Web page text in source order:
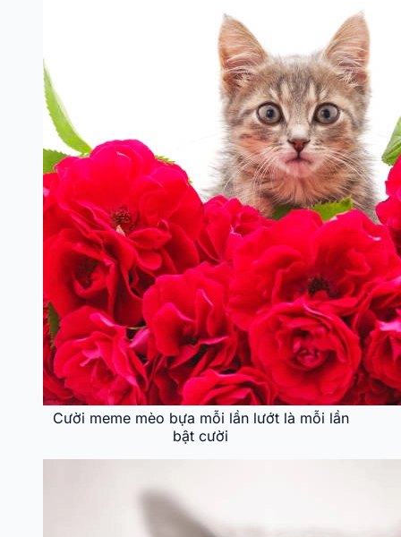
Cười meme mèo bựa mỗi lần lướt là mỗi lần
bật cười